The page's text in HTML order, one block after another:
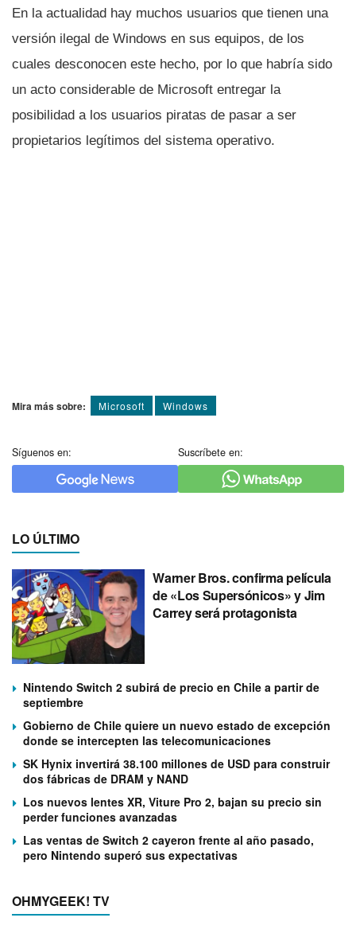
En la actualidad hay muchos usuarios que tienen una
versión ilegal de Windows en sus equipos, de los
cuales desconocen este hecho, por lo que habrí­a sido
un acto considerable de Microsoft entregar la
posibilidad a los usuarios piratas de pasar a ser
propietarios legí­timos del sistema operativo.
Mira más sobre: Microsoft Windows
Síguenos en: Suscríbete en:
LO ÚLTIMO
Warner Bros. confirma película
de «Los Supersónicos» y Jim
Carrey será protagonista
Nintendo Switch 2 subirá de precio en Chile a partir de
septiembre
Gobierno de Chile quiere un nuevo estado de excepción
donde se intercepten las telecomunicaciones
SK Hynix invertirá 38.100 millones de USD para construir
dos fábricas de DRAM y NAND
Los nuevos lentes XR, Viture Pro 2, bajan su precio sin
perder funciones avanzadas
Las ventas de Switch 2 cayeron frente al año pasado,
pero Nintendo superó sus expectativas
OHMYGEEK! TV